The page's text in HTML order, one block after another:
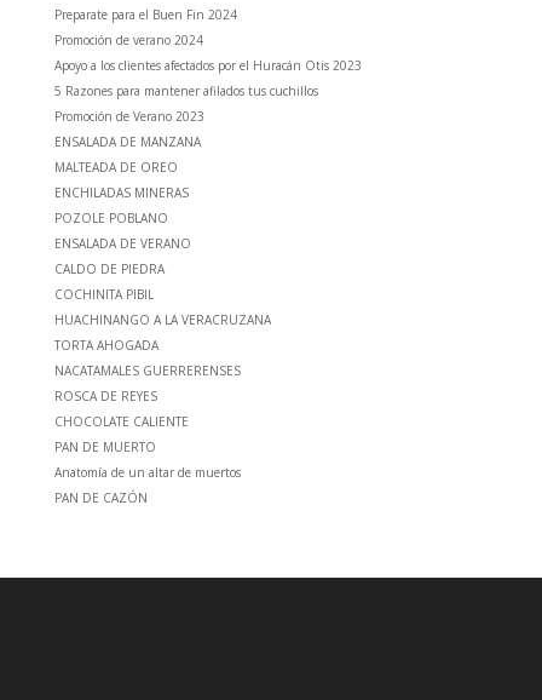
Preparate para el Buen Fin 2024
Promoción de verano 2024
Apoyo a los clientes afectados por el Huracán Otis 2023
5 Razones para mantener afilados tus cuchillos
Promoción de Verano 2023
ENSALADA DE MANZANA
MALTEADA DE OREO
ENCHILADAS MINERAS
POZOLE POBLANO
ENSALADA DE VERANO
CALDO DE PIEDRA
COCHINITA PIBIL
HUACHINANGO A LA VERACRUZANA
TORTA AHOGADA
NACATAMALES GUERRERENSES
ROSCA DE REYES
CHOCOLATE CALIENTE
PAN DE MUERTO
Anatomía de un altar de muertos
PAN DE CAZÓN